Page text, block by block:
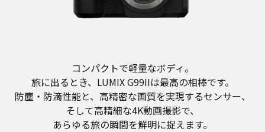
コンパクトで軽量なボディ。
旅に出るとき、LUMIX G99IIは最高の相棒です。
防塵・防滴性能と、高精密な画質を実現するセンサー、
そして高精細な4K動画撮影で、
あらゆる旅の瞬間を鮮明に捉えます。